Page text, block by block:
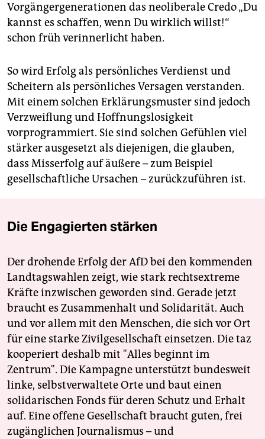
Vorgängergenerationen das neoliberale Credo „Du
kannst es schaffen, wenn Du wirklich willst!“
schon früh verinnerlicht haben.
So wird Erfolg als persönliches Verdienst und
Scheitern als persönliches Versagen verstanden.
Mit einem solchen Erklärungsmuster sind jedoch
Verzweiflung und Hoffnungslosigkeit
vorprogrammiert. Sie sind solchen Gefühlen viel
stärker ausgesetzt als diejenigen, die glauben,
dass Misserfolg auf äußere – zum Beispiel
gesellschaftliche Ursachen – zurückzuführen ist.
Die Engagierten stärken
Der drohende Erfolg der AfD bei den kommenden
Landtagswahlen zeigt, wie stark rechtsextreme
Kräfte inzwischen geworden sind. Gerade jetzt
braucht es Zusammenhalt und Solidarität. Auch
und vor allem mit den Menschen, die sich vor Ort
für eine starke Zivilgesellschaft einsetzen. Die taz
kooperiert deshalb mit "Alles beginnt im
Zentrum". Die Kampagne unterstützt bundesweit
linke, selbstverwaltete Orte und baut einen
solidarischen Fonds für deren Schutz und Erhalt
auf. Eine offene Gesellschaft braucht guten, frei
zugänglichen Journalismus – und